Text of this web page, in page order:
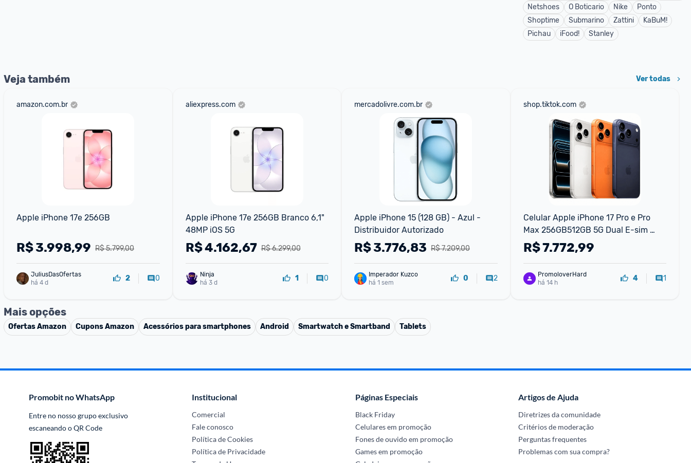
Netshoes
O Boticario Nike
Ponto
Shoptime
Submarino Zattini
KaBuM!
Pichau
iFood! Stanley
Veja também Ver todas
amazon.com.br
Apple iPhone 17e 256GB
R$ 5.799,00
R$3.998,99
JuliusDasOfertas
há 4 d
2 0
aliexpress.com
Apple iPhone 17e 256GB Branco 6,1"
48MP iOS 5G
R$ 6.299,00
R$4.162,67
há 3 d
1 0
mercadolivre.com.br
Apple iPhone 15 (128 GB) - Azul -
Distribuidor Autorizado
R$ 7.209,00
R$3.776,83
Imperador Kuzco
há 1 sem
0 2
shop.tiktok.com
Celular Apple iPhone 17 Pro e Pro
Max 256GB512GB 5G Dual E-sim
Lacrado Original 1 Ano de Garantia
Smartphone
R$7.772,99
PromoloverHard
há 14 h
4 1
Mais opções
OfertasAmazon CuponsAmazon Acessórios para smartphones Android Smartwatch e Smartband Tablets
Promobit no WhatsApp
Entre no nosso grupo exclusivo
escaneando o QR Code
Institucional
Comercial
Fale conosco
Política de Cookies
Política de Privacidade
Páginas Especiais
Black Friday
Celulares em promoção
Fones de ouvido em promoção
Games em promoção
Artigos de Ajuda
Diretrizes da comunidade
Critérios de moderação
Perguntas frequentes
Problemas com sua compra?